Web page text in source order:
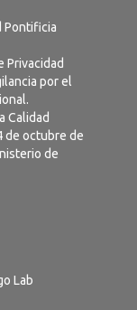
Pontificia
Privacidad
por el
Calidad
de octubre de
de
Lab